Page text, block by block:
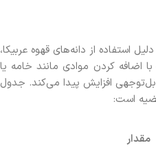
استفاده از دانه‌های قهوه عربیکا،
اضافه کردن موادی مانند خامه یا
افزایش پیدا می‌کند. جدول
است:
مقدار